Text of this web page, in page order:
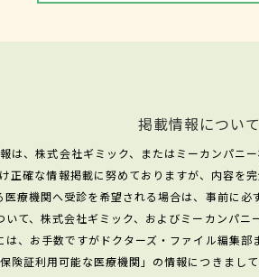
掲載情報について
は、株式会社ギミック、またはミーカンパニ
正確な情報掲載に努めておりますが、内容を
医療機関へ受診を希望される場合は、事前に必
て、株式会社ギミック、およびミーカンパニ
、お手数ですがドクターズ・ファイル編集部
険証利用可能な医療機関」の情報につきまし